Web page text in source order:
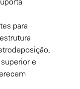
para
e